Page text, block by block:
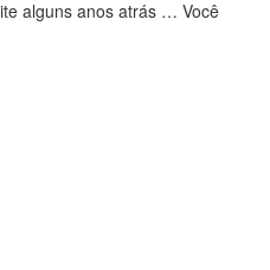
alguns anos atrás … Você